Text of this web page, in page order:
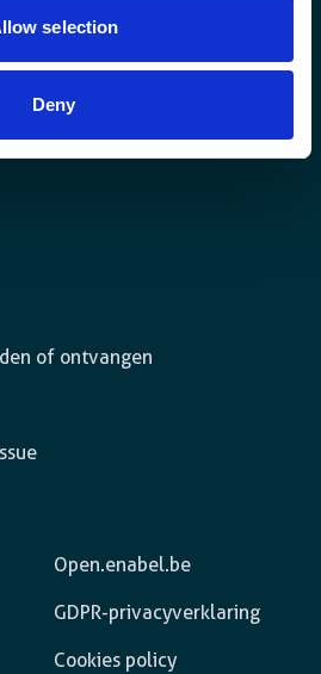
selection
Deny
of ontvangen
Open.enabel.be
GDPR-privacyverklaring
Cookies policy